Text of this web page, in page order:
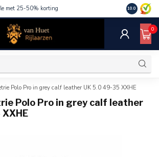
met 25-50% korting 10.0
0
Polo Pro in grey calf leather UK 5.0 49-35 XXHE
Polo Pro in grey calf leather